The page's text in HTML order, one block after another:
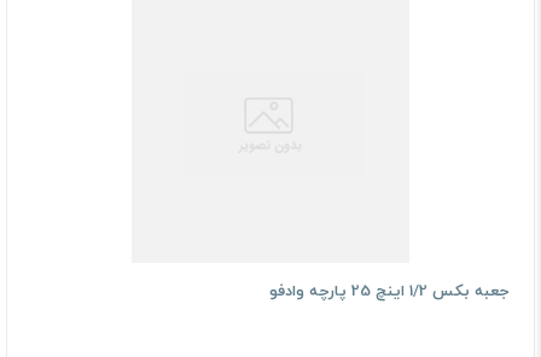
جعبه بکس 1/2 اینچ 25 پارچه وادفو